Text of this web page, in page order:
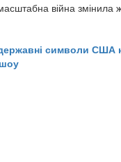
війна змінила
символи США